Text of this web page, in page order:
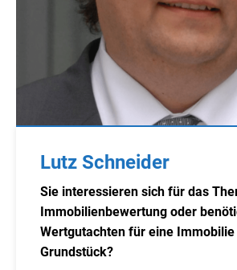
Lutz Schneider
Sie interessieren sich für das
Immobilienbewertung oder
Wertgutachten für eine
Grundstück?